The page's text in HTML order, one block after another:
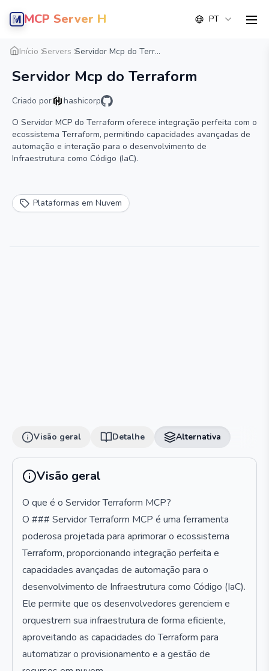
MCP Server Hub PT
Início Servers Servidor Mcp do Terr...
Servidor Mcp do Terraform
Criado por
hashicorp
O Servidor MCP do Terraform oferece integração perfeita com o
ecossistema Terraform, permitindo capacidades avançadas de
automação e interação para o desenvolvimento de
Infraestrutura como Código (IaC).
Plataformas em Nuvem
Visão geral Detalhe
Visão geral Detalhe Alternativa
Visão geral
O que é o Servidor Terraform MCP?
O ### Servidor Terraform MCP é uma ferramenta
poderosa projetada para aprimorar o ecossistema
Terraform, proporcionando integração perfeita e
capacidades avançadas de automação para o
desenvolvimento de Infraestrutura como Código (IaC).
Ele permite que os desenvolvedores gerenciem e
orquestrem sua infraestrutura de forma eficiente,
aproveitando as capacidades do Terraform para
automatizar o provisionamento e a gestão de